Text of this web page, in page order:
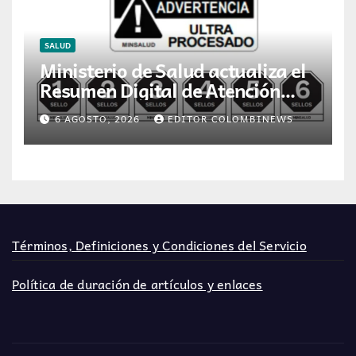
SALUD
Ministerio de Salud actualiza el
Resumen Digital de Atención
para la dispensación de
medicamentos en Colombia
6 AGOSTO, 2026 EDITOR COLOMBINEWS
Términos, Definiciones y Condiciones del Servicio
Política de duración de artículos y enlaces